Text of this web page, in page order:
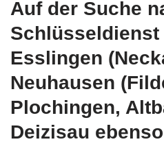
Auf der Suche
Schlüsseldienst
Esslingen
Neuhausen
Plochingen,
Deizisau